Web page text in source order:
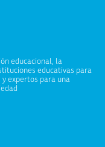
educacional, la
educativas para
expertos para una